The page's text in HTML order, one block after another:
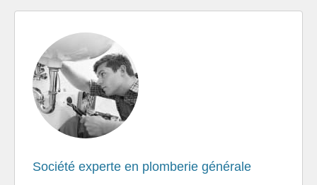
Société experte en plomberie générale